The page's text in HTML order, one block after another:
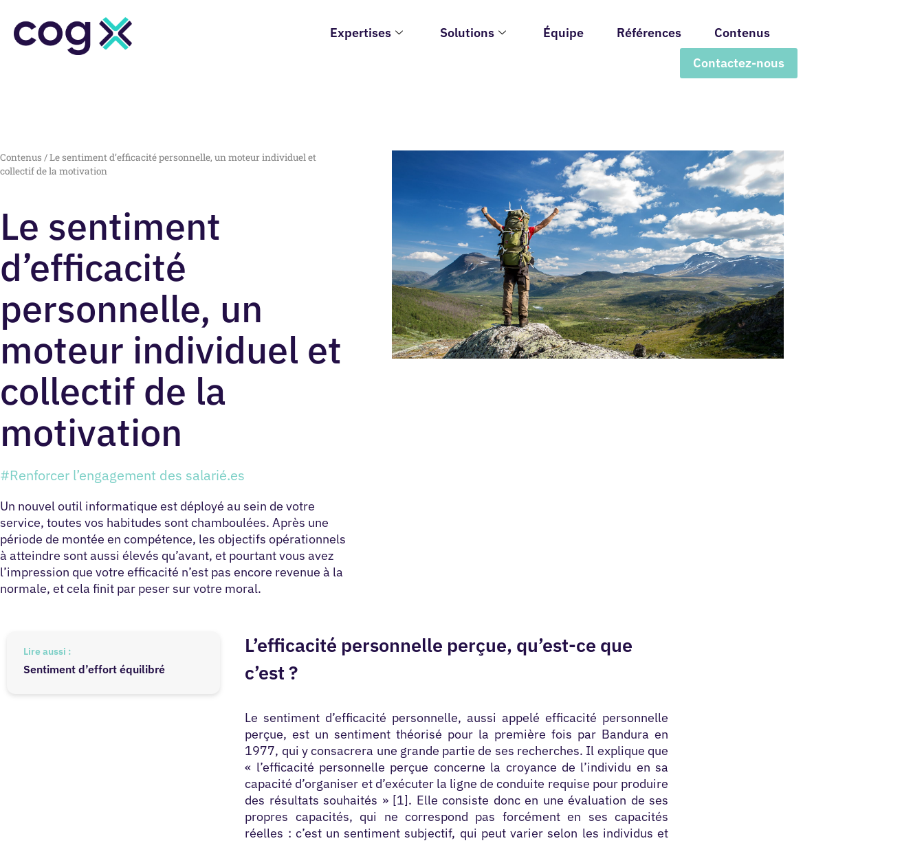
Expertises Solutions Équipe Références
Contenus
Contactez-nous
Contenus /Le sentiment d’efficacité personnelle, un moteur individuel et
collectif de la motivation
Le sentiment
d’efficacité
personnelle, un
moteur individuel et
collectif de la
motivation
#Renforcer l’engagement des salarié.es
Un nouvel outil informatique est déployé au sein de votre
service, toutes vos habitudes sont chamboulées. Après une
période de montée en compétence, les objectifs opérationnels
à atteindre sont aussi élevés qu’avant, et pourtant vous avez
l’impression que votre efficacité n’est pas encore revenue à la
normale, et cela finit par peser sur votre moral.
Lire aussi :
Sentiment d’effort équilibré
L’efficacité personnelle perçue, qu’est-ce que
c’est ?
Le sentiment d’efficacité personnelle, aussi appelé efficacité personnelle
perçue, est un sentiment théorisé pour la première fois par Bandura en
1977, qui y consacrera une grande partie de ses recherches. Il explique que
« l’efficacité personnelle perçue concerne la croyance de l’individu en sa
capacité d’organiser et d’exécuter la ligne de conduite requise pour produire
des résultats souhaités » [1]. Elle consiste donc en une évaluation de ses
propres capacités, qui ne correspond pas forcément en ses capacités
réelles : c’est un sentiment subjectif, qui peut varier selon les individus et